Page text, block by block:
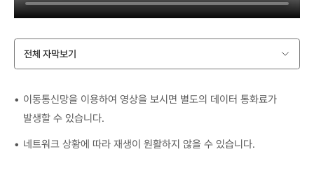
전체 자막보기
이동통신망을 이용하여 영상을 보시면 별도의 데이터 통화료가
발생할 수 있습니다.
네트워크 상황에 따라 재생이 원활하지 않을 수 있습니다.